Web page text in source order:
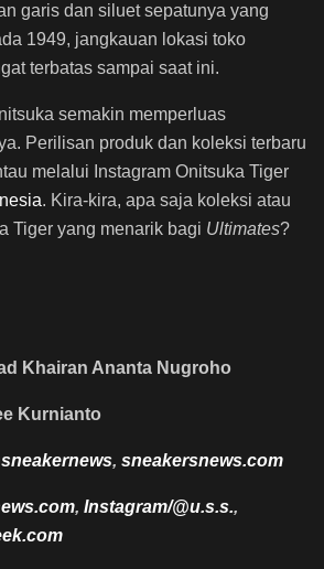
garis dan siluet sepatunya yang
1949, jangkauan lokasi toko
terbatas sampai saat ini.
semakin memperluas
Perilisan produk dan koleksi terbaru
melalui Instagram Onitsuka Tiger
. Kira-kira, apa saja koleksi atau
Tiger yang menarik bagi Ultimates?
Khairan Ananta Nugroho
Kurnianto
, sneakersnews.com
, Instagram/@u.s.s.,